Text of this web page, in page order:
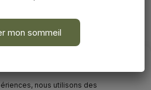
nous utilisons des
mon sommeil